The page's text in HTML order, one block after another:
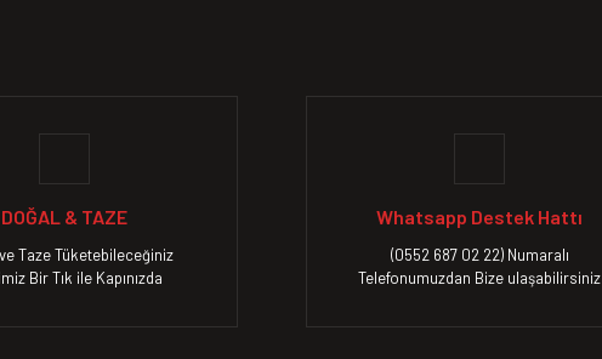
DOĞAL & TAZE
Taze Tüketebileceğiniz
Bir Tık ile Kapınızda
Whatsapp Destek Hattı
(0552 687 02 22) Numaralı
Telefonumuzdan Bize ulaşabilirsiniz